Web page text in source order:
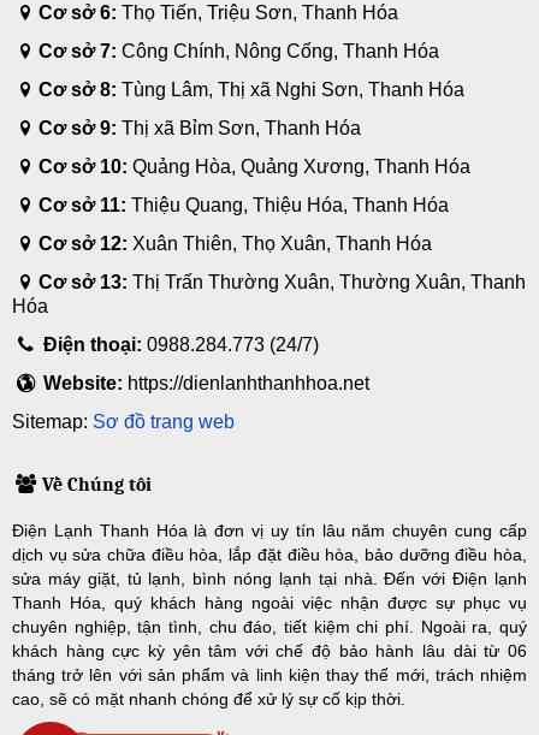
Cơ sở 6: Thọ Tiến, Triệu Sơn, Thanh Hóa
Cơ sở 7: Công Chính, Nông Cống, Thanh Hóa
Cơ sở 8: Tùng Lâm, Thị xã Nghi Sơn, Thanh Hóa
Cơ sở 9: Thị xã Bỉm Sơn, Thanh Hóa
Cơ sở 10: Quảng Hòa, Quảng Xương, Thanh Hóa
Cơ sở 11: Thiệu Quang, Thiệu Hóa, Thanh Hóa
Cơ sở 12: Xuân Thiên, Thọ Xuân, Thanh Hóa
Cơ sở 13: Thị Trấn Thường Xuân, Thường Xuân, Thanh
Hóa
Điện thoại:0988.284.773 (24/7)
Website: https://dienlanhthanhhoa.net
Sitemap: Sơ đồ trang web
Về Chúng tôi
Điện Lạnh Thanh Hóa là đơn vị uy tín lâu năm chuyên cung cấp
dịch vụ sửa chữa điều hòa, lắp đặt điều hòa, bảo dưỡng điều hòa,
sửa máy giặt, tủ lạnh, bình nóng lạnh tại nhà. Đến với Điện lạnh
Thanh Hóa, quý khách hàng ngoài việc nhận được sự phục vụ
chuyên nghiệp, tận tình, chu đáo, tiết kiệm chi phí. Ngoài ra, quý
khách hàng cực kỳ yên tâm với chế độ bảo hành lâu dài từ 06
tháng trở lên với sản phẩm và linh kiện thay thế mới, trách nhiệm
cao, sẽ có mặt nhanh chóng để xử lý sự cố kịp thời.